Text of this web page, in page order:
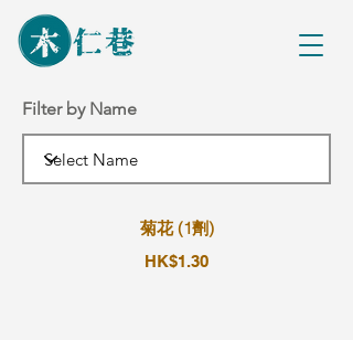
Filter by Name
菊花 (1劑)
HK$1.30